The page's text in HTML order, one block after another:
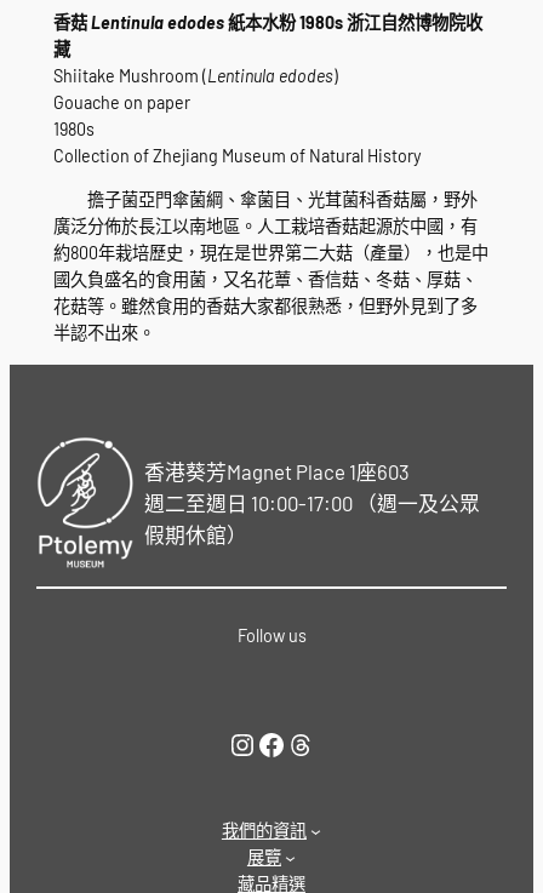
香菇Lentinula edodes紙本水粉 1980s 浙江自然博物院收
藏
Shiitake Mushroom (Lentinula edodes)
Gouache on paper
1980s
Collection of Zhejiang Museum of Natural History
擔子菌亞門傘菌綱、傘菌目、光茸菌科香菇屬，野外
廣泛分佈於長江以南地區。人工栽培香菇起源於中國，有
約800年栽培歷史，現在是世界第二大菇（產量），也是中
國久負盛名的食用菌，又名花蕈、香信菇、冬菇、厚菇、
花菇等。雖然食用的香菇大家都很熟悉，但野外見到了多
半認不出來。
香港葵芳Magnet Place 1座603
週二至週日 10:00-17:00 （週一及公眾
假期休館）
Follow us
Instagram Facebook Threads
我們的資訊
展覽
藏品精選